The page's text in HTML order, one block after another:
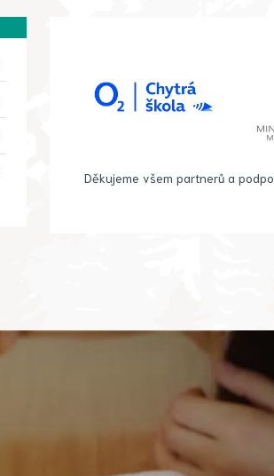
Děkujeme všem partnerů a